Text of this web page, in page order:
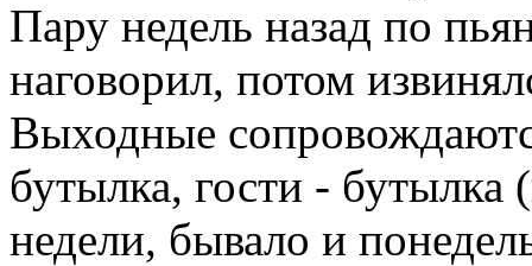
Пару недель назад по
наговорил, потом
Выходные
бутылка, гости - бутылка
недели, бывало и